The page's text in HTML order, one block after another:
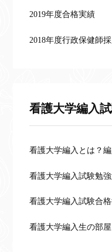
2019年度合格実績
2018年度行政保健師
看護大学編入
看護大学編入とは？
看護大学編入試験勉
看護大学編入試験合
看護大学編入生の部屋